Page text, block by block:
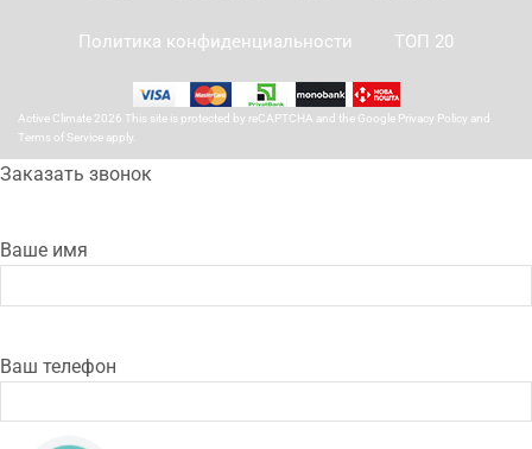
Политика конфиденциальности ТОП 20
Active Climate 2026 This site is protected by reCAPTCHA and the Google Privacy Policy and
Terms of Service apply.
Заказать звонок
Ваше имя
Ваш телефон